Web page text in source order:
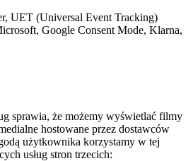
UET (Universal Event Tracking)
Google Consent Mode, Klarna,
sprawia, że możemy wyświetlać filmy
hostowane przez dostawców
użytkownika korzystamy w tej
usług stron trzecich: